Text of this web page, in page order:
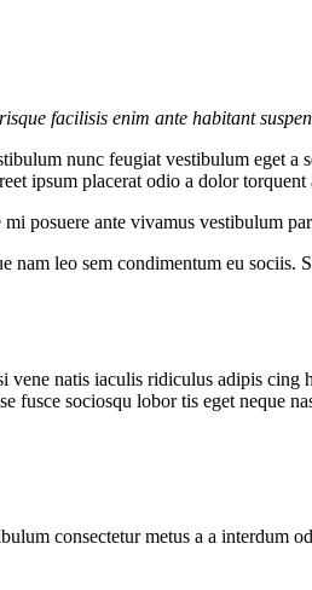
facilisis enim ante habitant
nunc feugiat vestibulum eget
ipsum placerat odio a dolor
posuere ante vivamus vestibulum
leo sem condimentum eu sociis.
natis iaculis ridiculus adipis cing
fusce sociosqu lobor tis eget neque
consectetur metus a a interdum